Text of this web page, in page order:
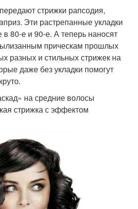
стрижки рапсодия,
Эти растрепанные укладки
80-е и 90-е. А теперь наносят
прическам прошлых
разных и стильных стрижек на
даже без укладки помогут
на средние волосы
стрижка с эффектом